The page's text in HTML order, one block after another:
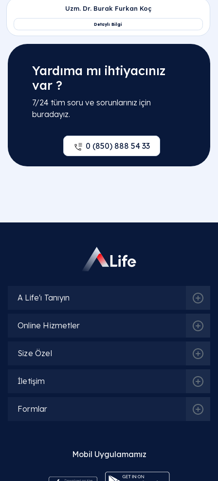
Detaylı Bilgi
Uzm. Dr. Ayşe Ilcı
Detaylı Bilgi
Uzm. Dr. Elvin Mustafayev
Detaylı Bilgi
Uzm. Dr. Vedat Öztürk
Uzm. Dr. Felat Aslan
Detaylı Bilgi
Yardıma mı ihtiyacınız
var ?
7/24 tüm soru ve sorunlarınız için
buradayız.
0 (850) 888 54 33
A Life'ı Tanıyın
Online Hizmetler
Size Özel
İletişim
Formlar
Mobil Uygulamamız